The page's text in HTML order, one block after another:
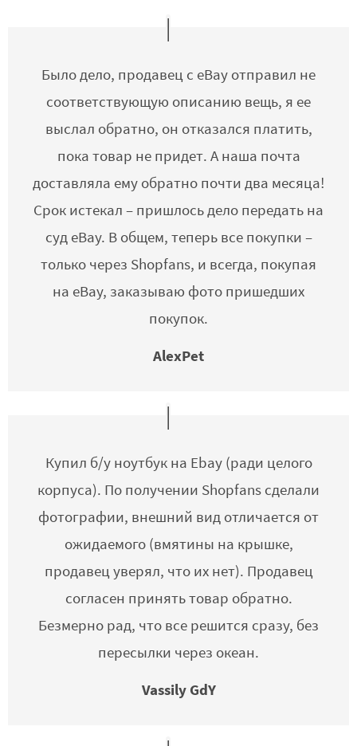
Было дело, продавец с eBay отправил не
соответствующую описанию вещь, я ее
выслал обратно, он отказался платить,
пока товар не придет. А наша почта
доставляла ему обратно почти два месяца!
Срок истекал – пришлось дело передать на
суд eBay. В общем, теперь все покупки –
только через Shopfans, и всегда, покупая
на eBay, заказываю фото пришедших
покупок.
AlexPet
Купил б/у ноутбук на Ebay (ради целого
корпуса). По получении Shopfans сделали
фотографии, внешний вид отличается от
ожидаемого (вмятины на крышке,
продавец уверял, что их нет). Продавец
согласен принять товар обратно.
Безмерно рад, что все решится сразу, без
пересылки через океан.
Vassily GdY